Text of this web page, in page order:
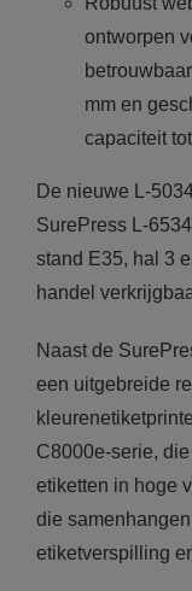
ontworpen
mm en
capaciteit
De nieuwe L-
SurePress L-
stand E35, hal 3
handel
Naast de
een uitgebreide
C8000e-serie,
etiketten in hoge
die
etiketverspilling